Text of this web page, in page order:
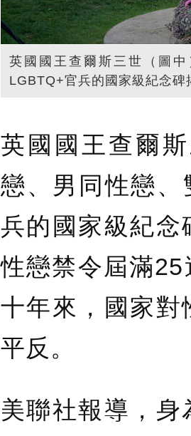
英國國王查爾斯三世（圖
LGBTQ+官兵的國家級紀念碑
英國國王查爾
戀、男同性戀
兵的國家級紀念
性戀禁令屆滿
十年來，國家對
平反。
美聯社報導，